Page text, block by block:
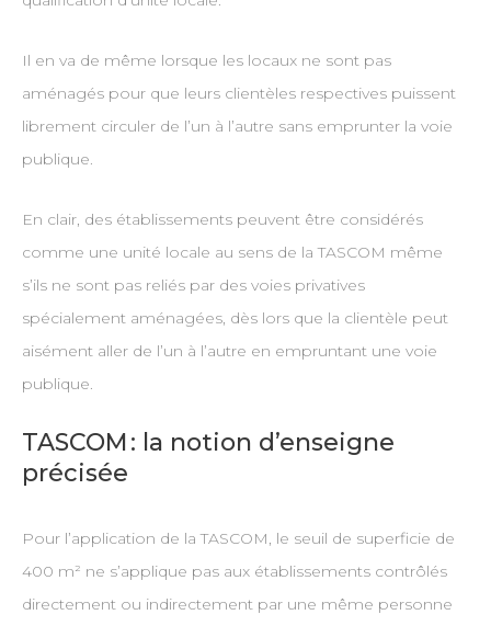
Il en va de même lorsque les locaux ne sont pas
aménagés pour que leurs clientèles respectives puissent
librement circuler de l’un à l’autre sans emprunter la voie
publique.
En clair, des établissements peuvent être considérés
comme une unité locale au sens de la TASCOM même
s’ils ne sont pas reliés par des voies privatives
spécialement aménagées, dès lors que la clientèle peut
aisément aller de l’un à l’autre en empruntant une voie
publique.
TASCOM : la notion d’enseigne
précisée
Pour l’application de la TASCOM, le seuil de superficie de
400 m² ne s’applique pas aux établissements contrôlés
directement ou indirectement par une même personne